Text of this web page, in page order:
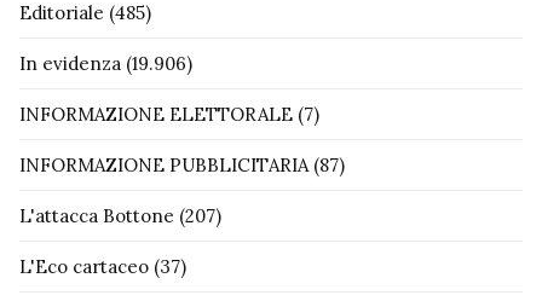
Editoriale (485)
In evidenza (19.906)
INFORMAZIONE ELETTORALE (7)
INFORMAZIONE PUBBLICITARIA(87)
L'attacca Bottone (207)
L'Eco cartaceo (37)